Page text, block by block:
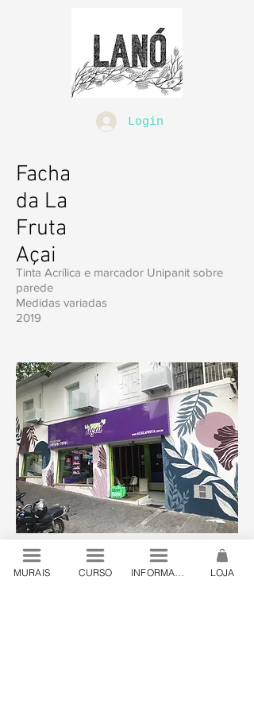
Login
Facha
da La
Fruta
Açai
Tinta Acrílica e marcador Unipanit sobre
parede
Medidas variadas
2019
MURAIS CURSO LOJA